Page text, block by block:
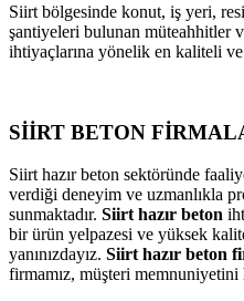
Siirt bölgesinde konut, iş yeri,
şantiyeleri bulunan müteahhitler
ihtiyaçlarına yönelik en kaliteli
SİİRT BETON
Siirt hazır beton sektöründe
verdiği deneyim ve uzmanlıkla
sunmaktadır. Siirt hazır beton
bir ürün yelpazesi ve yüksek
yanınızdayız. Siirt hazır beton
firmamız, müşteri